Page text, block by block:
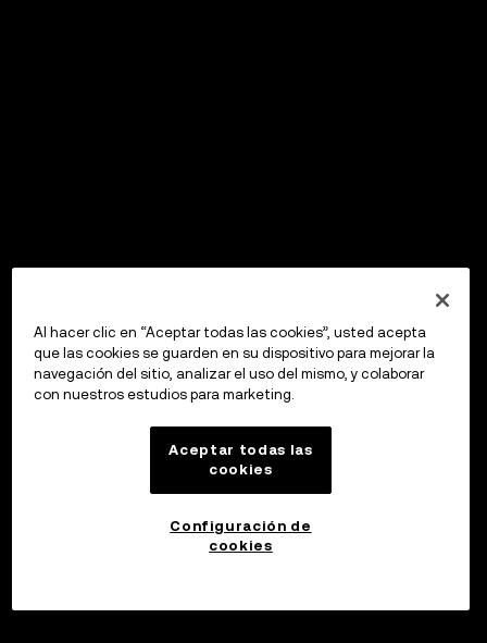
Al hacer clic en “Aceptar todas las cookies”, usted acepta
que las cookies se guarden en su dispositivo para mejorar la
navegación del sitio, analizar el uso del mismo, y colaborar
con nuestros estudios para marketing.
Aceptar todas las
cookies
Configuración de
cookies